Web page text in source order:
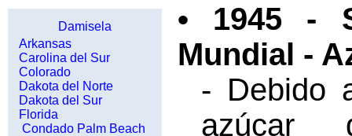
Damisela
Arkansas
Carolina del Sur
Colorado
Dakota del Norte
Dakota del Sur
Florida
Condado Palm Beach
• 1945 -
Mundial -
- Debido
azúcar